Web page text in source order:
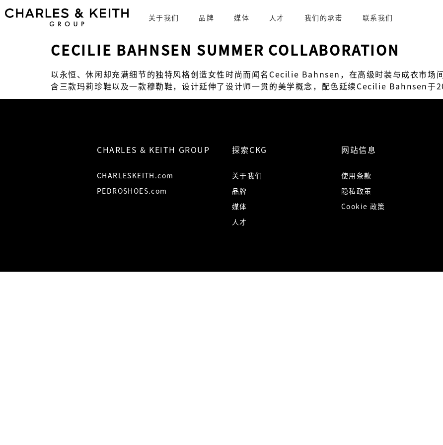
关于我们 品牌 媒体 人才 我们的承诺 联系我们
CECILIE BAHNSEN SUMMER COLLABORATION
以永恒、休闲却充满细节的独特风格创造女性时尚而闻名Cecilie Bahnsen，在高级时装与成衣市场
含三款玛莉珍鞋以及一款穆勒鞋，设计延伸了设计师一贯的美学概念，配色延续Cecilie Bahnsen于
CHARLES & KEITH GROUP
CHARLESKEITH.com
PEDROSHOES.com
探索CKG
关于我们
品牌
媒体
人才
网站信息
使用条款
隐私政策
Cookie 政策